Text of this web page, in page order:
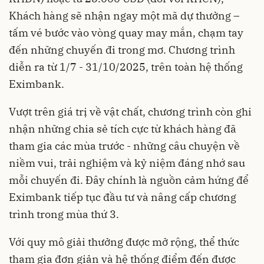
Khách hàng sẽ nhận ngay một mã dự thưởng –
tấm vé bước vào vòng quay may mắn, chạm tay
đến những chuyến đi trong mơ. Chương trình
diễn ra từ 1/7 - 31/10/2025, trên toàn hệ thống
Eximbank.
Vượt trên giá trị về vật chất, chương trình còn ghi
nhận những chia sẻ tích cực từ khách hàng đã
tham gia các mùa trước - những câu chuyện về
niềm vui, trải nghiệm và kỷ niệm đáng nhớ sau
mỗi chuyến đi. Đây chính là nguồn cảm hứng để
Eximbank tiếp tục đầu tư và nâng cấp chương
trình trong mùa thứ 3.
Với quy mô giải thưởng được mở rộng, thể thức
tham gia đơn giản và hệ thống điểm đến được